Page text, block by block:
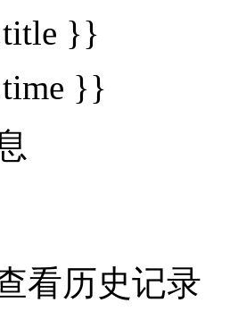
}}
}}
看历史记录